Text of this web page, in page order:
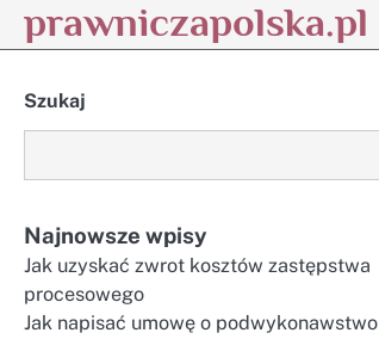
Skipprawniczapolska.pl
Szukaj
Najnowsze wpisy
Jak uzyskać zwrot kosztów zastępstwa
procesowego
Jak napisać umowę o podwykonawstwo